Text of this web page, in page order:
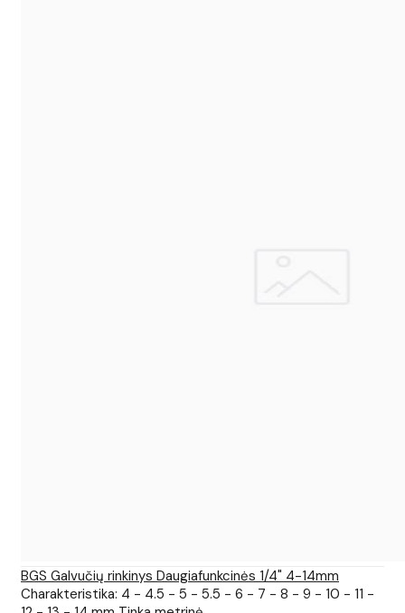
BGS Galvučių rinkinys Daugiafunkcinės 1/4" 4-14mm
Charakteristika: 4 - 4.5 - 5 - 5.5 - 6 - 7 - 8 - 9 - 10 - 11 -